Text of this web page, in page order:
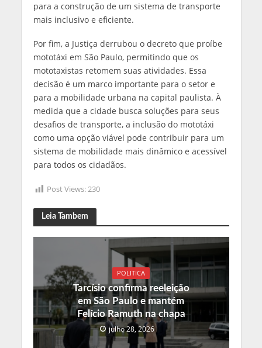
para a construção de um sistema de transporte
mais inclusivo e eficiente.
Por fim, a Justiça derrubou o decreto que proíbe
mototáxi em São Paulo, permitindo que os
mototaxistas retomem suas atividades. Essa
decisão é um marco importante para o setor e
para a mobilidade urbana na capital paulista. À
medida que a cidade busca soluções para seus
desafios de transporte, a inclusão do mototáxi
como uma opção viável pode contribuir para um
sistema de mobilidade mais dinâmico e acessível
para todos os cidadãos.
Post Views: 230
Leia Tambem
POLITICA
Tarcísio confirma reeleição
em São Paulo e mantém
Felício Ramuth na chapa
julho 28, 2026